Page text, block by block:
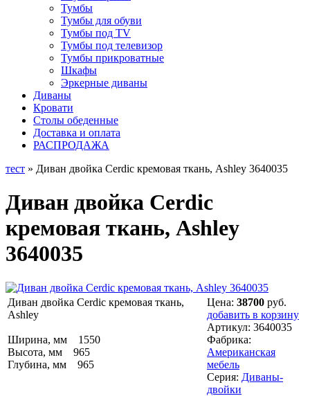
Тумбы
Тумбы для обуви
Тумбы под TV
Тумбы под телевизор
Тумбы прикроватные
Шкафы
Эркерные диваны
Диваны
Кровати
Столы обеденные
Доставка и оплата
РАСПРОДАЖА
тест » Диван двойка Cerdic кремовая ткань, Ashley 3640035
Диван двойка Cerdic
кремовая ткань, Ashley
3640035
Диван двойка Cerdic кремовая ткань,
Ashley
Ширина, мм 1550
Высота, мм 965
Глубина, мм 965
Цена: 38700 руб.
добавить в корзину
Артикул: 3640035
Фабрика:
Американская
мебель
Серия: Диваны-
двойки